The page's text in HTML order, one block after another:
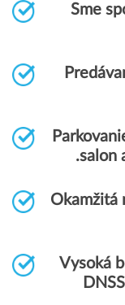
Sme
.salon
Okamžitá
Vysoká